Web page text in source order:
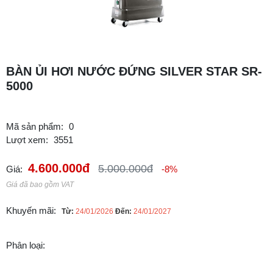
BÀN ỦI HƠI NƯỚC ĐỨNG SILVER STAR SR-
5000
Mã sản phẩm: 0
Lượt xem: 3551
Giá: 4.600.000đ 5.000.000đ -8%
Giá đã bao gồm VAT
Khuyến mãi: Từ: 24/01/2026 Đến: 24/01/2027
Phân loại: